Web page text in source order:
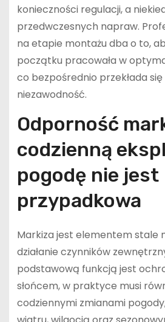
konieczności regulacji, a
przedwczesnych napraw.
na etapie montażu dba o to,
początku pracowała w
co bezpośrednio przekłada się
niezawodność.
Odporność
codzienną
pogodę nie jest
przypadkowa
Markiza jest elementem stale
działanie czynników
podstawową funkcją jest
słońcem, w praktyce musi
codziennymi zmianami